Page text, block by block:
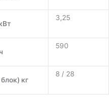
3,25
590
кг
8 / 28